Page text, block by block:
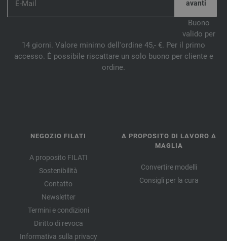
Buono
valido per
14 giorni. Valore minimo dell'ordine 45,- €. Per il primo
accesso. È possibile riscattare un solo buono per cliente e
ordine.
NEGOZIO FILATI
A proposito FILATI
Sostenibilità
Contatto
Newsletter
Termini e condizioni
Diritto di revoca
Informativa sulla privacy
A PROPOSITO DI LAVORO A
MAGLIA
Convertire modelli
Consigli per la cura